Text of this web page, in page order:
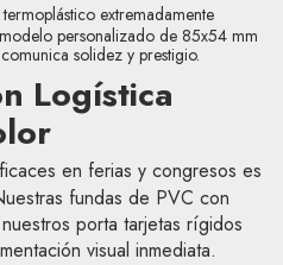
extremadamente
personalizado de 85x54 mm
solidez y prestigio.
Logística
en ferias y congresos es
fundas de PVC con
porta tarjetas rígidos
visual inmediata.